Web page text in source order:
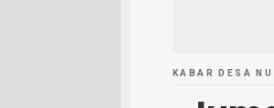
KABAR DESA